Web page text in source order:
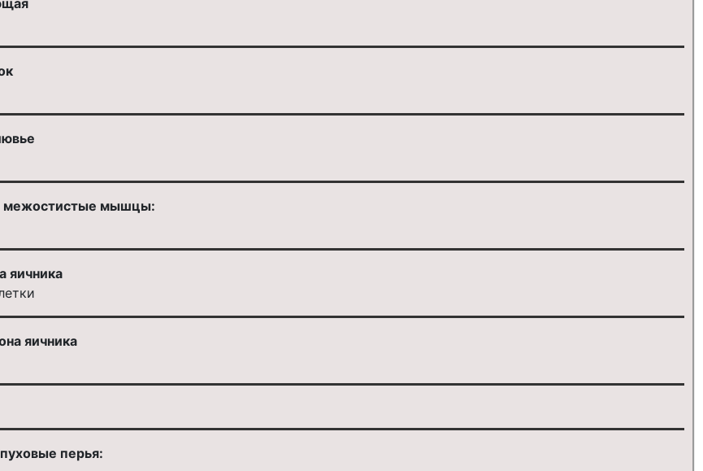
межостистые мышцы:
яичника
яичника
перья: